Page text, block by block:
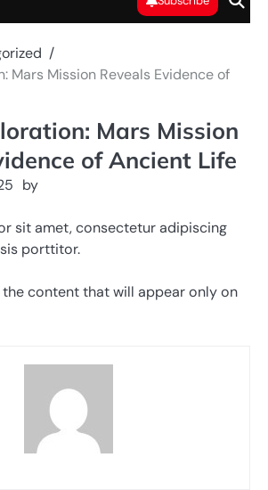
Mars Mission Reveals Evidence of
Mars Mission
of Ancient Life
by
sit amet, consectetur adipiscing
porttitor.
content that will appear only on